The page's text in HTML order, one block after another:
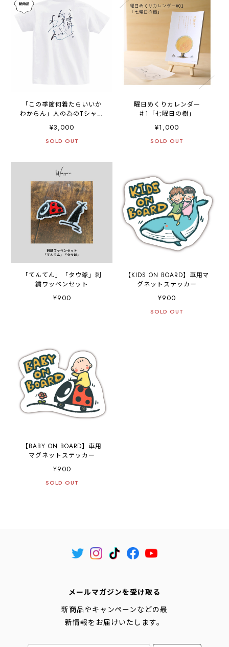
「この季節何着たらいいか
わからん」人の為のTシャツ
【背面プリント】
¥3,000
SOLD OUT
曜日めくりカレンダー
♯1「七曜日の樹」
¥1,000
SOLD OUT
「てんてん」「タウ爺」刺
繍ワッペンセット
¥900
【KIDS ON BOARD】車用マ
グネットステッカー
¥900
SOLD OUT
【BABY ON BOARD】車用
マグネットステッカー
¥900
SOLD OUT
メールマガジンを受け取る
新商品やキャンペーンなどの最
新情報をお届けいたします。